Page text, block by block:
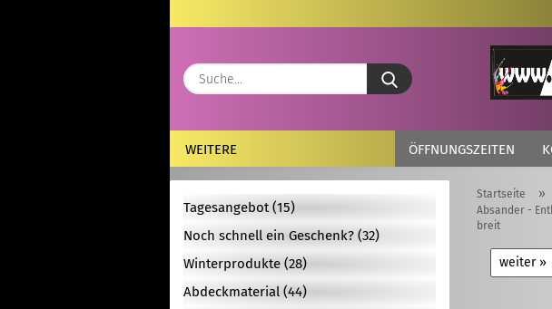
Suche...
ÖFFNUNGSZEITEN
WEITERE
Startseite »
Absander -
breit
weiter »
Tagesangebot (15)
Noch schnell ein Geschenk? (32)
Winterprodukte (28)
Abdeckmaterial (44)